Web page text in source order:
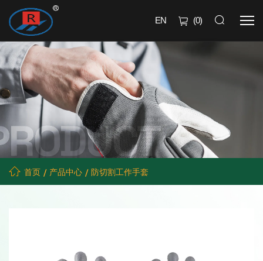
EN (0)
首页 产品中心 防切割工作手套